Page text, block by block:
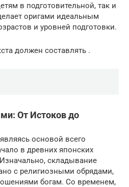
в подготовительной, так и
оригами идеальным
и уровней подготовки.
должен составлять .
От Истоков до
основой всего
в древних японских
складывание
с религиозными обрядами,
богам. Со временем,